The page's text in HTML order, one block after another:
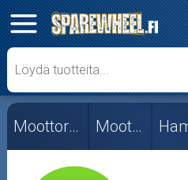
✕
Mopon osat
Skootterin osat
Crossipyörän osat
Moottorikelkan osat Moottorin osat